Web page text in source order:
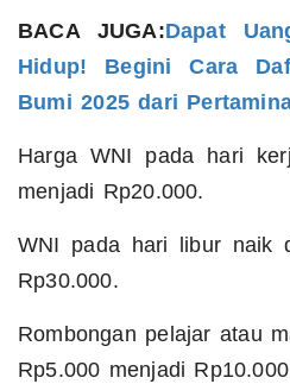
BACA JUGA:Dapat
Hidup! Begini Cara
Bumi 2025 dari
Harga WNI pada hari
menjadi Rp20.000.
WNI pada hari libur naik
Rp30.000.
Rombongan pelajar atau
Rp5.000 menjadi